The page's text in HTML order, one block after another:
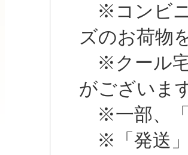
※コンビニ
ズのお荷物
※クール宅
がございま
※一部、「
※「発送」